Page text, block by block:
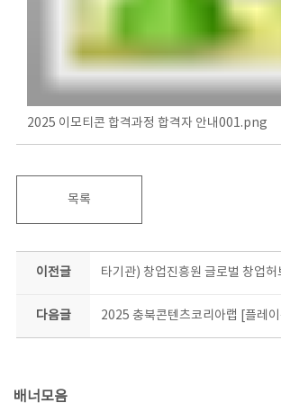
2025 이모티콘 합격과정 합격자 안내001.png
목록
이전글
다음글
배너모음